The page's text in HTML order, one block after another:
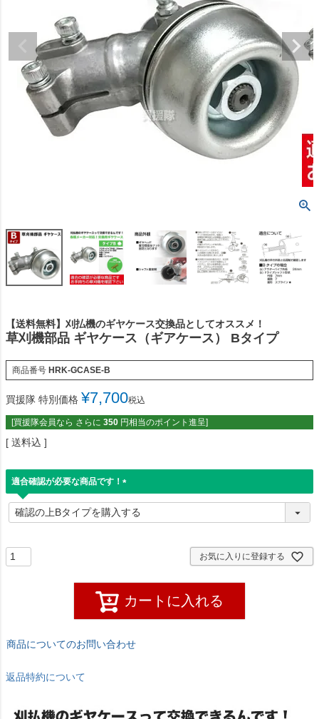
【送料無料】刈払機のギヤケース交換品としてオススメ！
草刈機部品 ギヤケース（ギアケース） Bタイプ
商品番号 HRK-GCASE-B
買援隊 特別価格 ¥7,700税込
[買援隊会員なら さらに 350 円相当のポイント進呈]
送料込
適合確認が必要な商品です！
必
須
お気に入りに登録する
カートに入れる
商品についてのお問い合わせ
返品特約について